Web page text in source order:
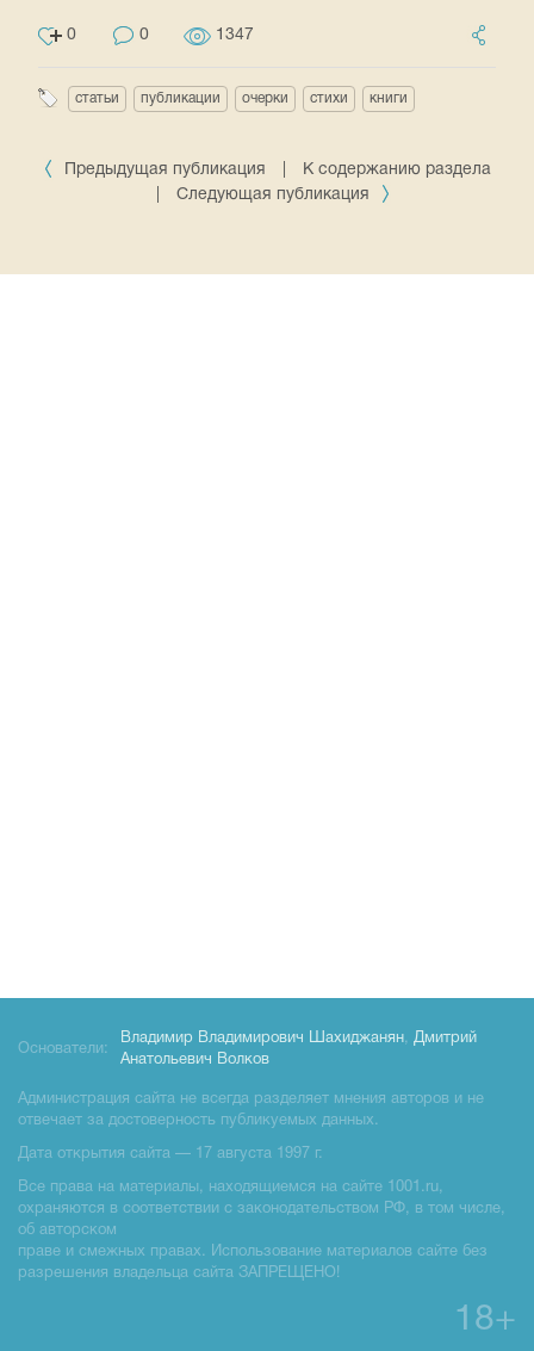
0 0 1347
статьи публикации очерки стихи книги
Предыдущая публикация
К содержанию раздела
Следующая публикация
Основатели:
Владимир Владимирович Шахиджанян, Дмитрий
Анатольевич Волков
Администрация сайта не всегда разделяет мнения авторов и не
отвечает за достоверность публикуемых данных.
Дата открытия сайта — 17 августа 1997 г.
Все права на материалы, находящиемся на сайте 1001.ru,
охраняются в соответствии с законодательством РФ, в том числе,
об авторском
праве и смежных правах. Использование материалов сайте без
разрешения владельца сайта ЗАПРЕЩЕНО!
18+